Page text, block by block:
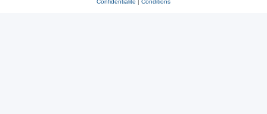
Confidentialité | Conditions